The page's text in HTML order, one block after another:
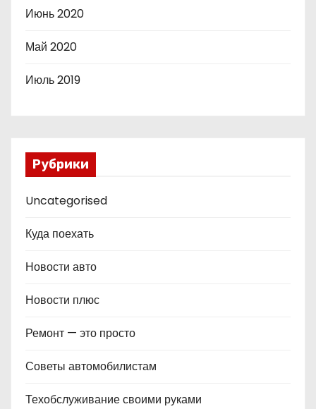
Июнь 2020
Май 2020
Июль 2019
Рубрики
Uncategorised
Куда поехать
Новости авто
Новости плюс
Ремонт — это просто
Советы автомобилистам
Техобслуживание своими руками